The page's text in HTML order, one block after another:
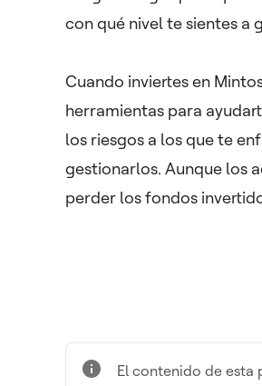
con qué nivel te sientes a
Cuando inviertes en
herramientas para
los riesgos a los que te
gestionarlos. Aunque los
perder los fondos
El contenido de esta